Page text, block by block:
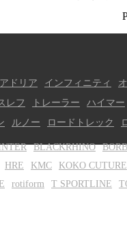
アドリア インフィニティ
レフ トレーラー ハイマー
ルノー ロードトレック
BLACKRHINO
HRE KMC KOKO CUTURE
rotiform T SPORTLINE